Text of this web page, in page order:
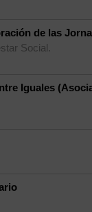
de las
Social.
Iguales